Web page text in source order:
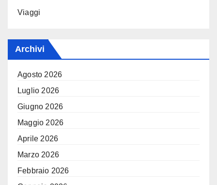
Viaggi
Archivi
Agosto 2026
Luglio 2026
Giugno 2026
Maggio 2026
Aprile 2026
Marzo 2026
Febbraio 2026